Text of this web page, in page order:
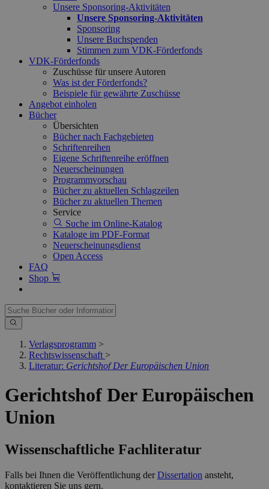
Unsere Sponsoring-Aktivitäten
Unsere Sponsoring-Aktivitäten
Sponsoring
Unsere Buchspenden
Stimmen zum VDK-Förderfonds
VDK-Förderfonds
Zuschüsse für unsere Autoren
Was ist der Förderfonds?
Beispiele für gewährte Zuschüsse
Angebot einholen
Bücher
Übersichten
Bücher nach Fachgebieten
Schriftenreihen
Eigene Schriftenreihe eröffnen
Neuerscheinungen
Programmvorschau
Bücher zu aktuellen Schlagzeilen
Bücher zu aktuellen Themen
Service
Suche im Online-Katalog
Kataloge im PDF-Format
Neuerscheinungsdienst
Open Access
FAQ
Shop
Verlagsprogramm >
Rechtswissenschaft >
Literatur: Gerichtshof Der Europäischen Union
Gerichtshof Der Europäischen
Union
Wissenschaftliche Fachliteratur
Falls bei Ihnen die Veröffentlichung derDissertation ansteht,
kontaktieren Sie uns gern.